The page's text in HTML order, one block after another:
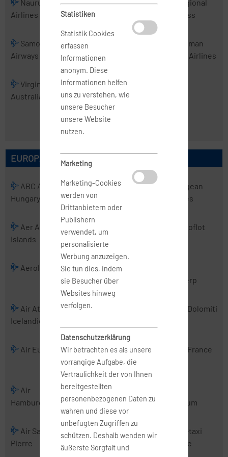
Nauru
Airlines
PNG Air
Real Tonga
Regional
Express
Samoa
Airways
Skytrans
Airlines
Tasman
Cargo Airlines
Virgin
Australia
Virgin
Australia
Regional
Airlines
EUROPÄISCHE AIRLINES
ABC Air
Hungary
Abelag
Aviation
ACT
Aegean
Airlines
Aer Arann
Islands
Aer Lingus Aeroflot
Aerologic Air Albania
Antwerp
Air Atlanta
Icelandic
Air Baltic Air Dolomiti
Air Europa
Air Europa
Express
Air France
Air France
Air
Hamburg
Air Malta
Mediterranean
Nostrum
Air Saint-
Pierre
Air Serbia Air Urga
Air-taxi
europe
Statistiken
Statistik Cookies
erfassen
Informationen
anonym. Diese
Informationen helfen
uns zu verstehen, wie
unsere Besucher
unsere Website
nutzen.
Marketing
Marketing-Cookies
werden von
Drittanbietern oder
Publishern
verwendet, um
personalisierte
Werbung anzuzeigen.
Sie tun dies, indem
sie Besucher über
Websites hinweg
verfolgen.
Datenschutzerklärung
Wir betrachten es als unsere
vorrangige Aufgabe, die
Vertraulichkeit der von Ihnen
bereitgestellten
personenbezogenen Daten zu
wahren und diese vor
unbefugten Zugriffen zu
schützen. Deshalb wenden wir
äußerste Sorgfalt und